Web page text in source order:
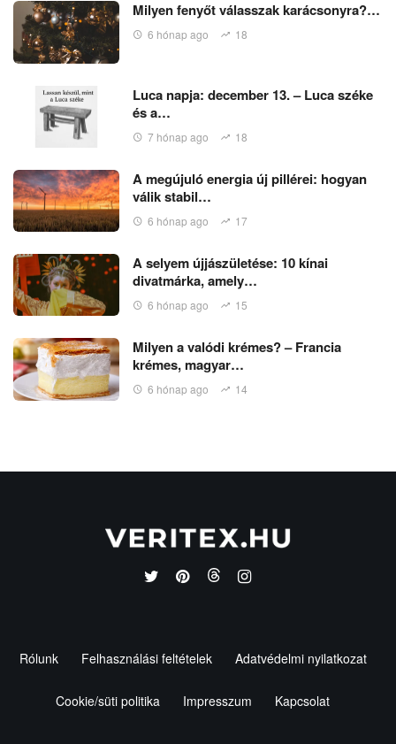
Milyen fenyőt válasszak karácsonyra?…
6 hónap ago 18
Luca napja: december 13. – Luca széke
és a…
7 hónap ago 18
A megújuló energia új pillérei: hogyan
válik stabil…
6 hónap ago 17
A selyem újjászületése: 10 kínai
divatmárka, amely…
6 hónap ago 15
Milyen a valódi krémes? – Francia
krémes, magyar…
6 hónap ago 14
Rólunk Felhasználási feltételek Adatvédelmi nyilatkozat
Cookie/süti politika Impresszum Kapcsolat